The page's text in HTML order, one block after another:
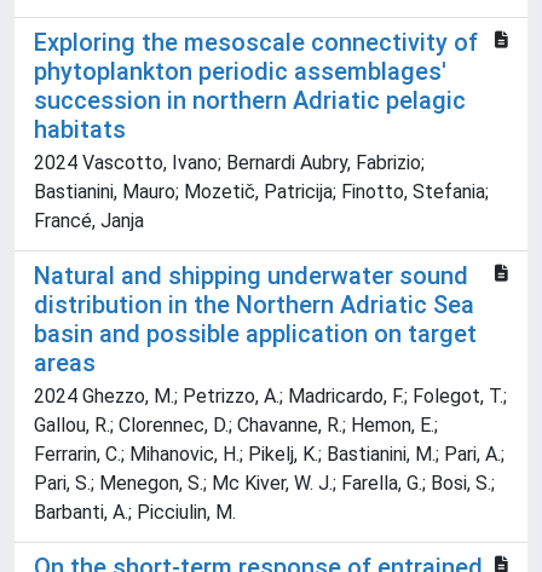
Exploring the mesoscale connectivity of
phytoplankton periodic assemblages'
succession in northern Adriatic pelagic
habitats
2024 Vascotto, Ivano; Bernardi Aubry, Fabrizio;
Bastianini, Mauro; Mozetič, Patricija; Finotto, Stefania;
Francé, Janja
Natural and shipping underwater sound
distribution in the Northern Adriatic Sea
basin and possible application on target
areas
2024 Ghezzo, M.; Petrizzo, A.; Madricardo, F.; Folegot, T.;
Gallou, R.; Clorennec, D.; Chavanne, R.; Hemon, E.;
Ferrarin, C.; Mihanovic, H.; Pikelj, K.; Bastianini, M.; Pari, A.;
Pari, S.; Menegon, S.; Mc Kiver, W. J.; Farella, G.; Bosi, S.;
Barbanti, A.; Picciulin, M.